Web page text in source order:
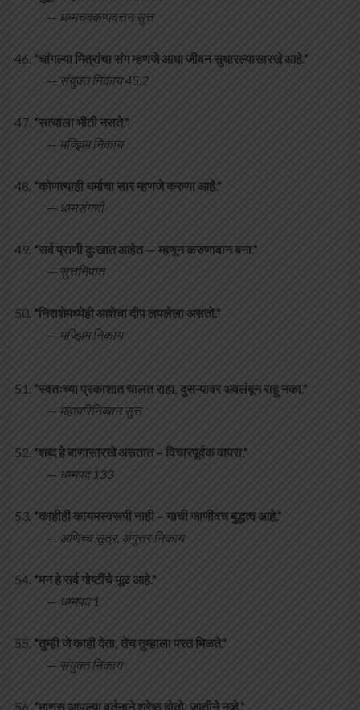
— धम्मचक्कप्पवत्तन सुत्त
“चांगल्या मित्रांचा संग म्हणजे आधा जीवन सुधारल्यासारखे आहे.”
— संयुक्त निकाय 45.2
“सत्याला भीती नसते.”
— मज्झिम निकाय
“कोणत्याही धर्माचा सार म्हणजे करुणा आहे.”
— धम्मसंगणी
“सर्व प्राणी दुःखात आहेत — म्हणून करुणावान बना.”
— सुत्तनिपात
“निराशेमध्येही आशेचा दीप लपलेला असतो.”
— मज्झिम निकाय
“स्वतःच्या प्रकाशात चालत राहा, दुसऱ्यावर अवलंबून राहू नका.”
— महापरिनिब्बान सुत्त
“शब्द हे बाणासारखे असतात – विचारपूर्वक वापरा.”
— धम्मपद 133
“काहीही कायमस्वरूपी नाही – याची जाणीवच बुद्धत्व आहे.”
— अणिच्च सूत्र, अंगुत्तर निकाय
“मन हे सर्व गोष्टींचे मूळ आहे.”
— धम्मपद 1
“तुम्ही जे काही देता, तेच तुम्हाला परत मिळते.”
— संयुक्त निकाय
“माणूस आपल्या वर्तनाने श्रेष्ठ होतो, जातीने नव्हे.”